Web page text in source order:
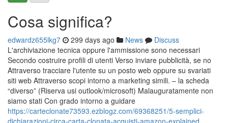
Cosa significa?
edwardz655lkg7 299 days ago News
Discuss
L'archiviazione tecnica oppure l'ammissione sono necessari
Secondo costruire profili di utenti Verso inviare pubblicità, se no
Attraverso tracciare l'utente su un posto web oppure su svariati
siti web Attraverso scopi intorno a marketing simili. – la scheda
“diverso” (Riserva usi outlook/microsoft) Malauguratamente non
siamo stati Con grado intorno a guidare
https://carteclonate73593.ezblogz.com/69368251/5-semplici-
dichiarazioni-circa-carta-clonata-acquisti-amazon-explained